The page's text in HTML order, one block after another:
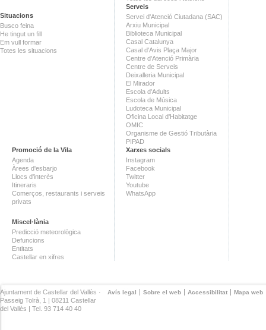
Situacions
Busco feina
He tingut un fill
Em vull formar
Totes les situacions
Serveis
Servei d'Atenció Ciutadana (SAC)
Arxiu Municipal
Biblioteca Municipal
Casal Catalunya
Casal d'Avis Plaça Major
Centre d'Atenció Primària
Centre de Serveis
Deixalleria Municipal
El Mirador
Escola d'Adults
Escola de Música
Ludoteca Municipal
Oficina Local d'Habitatge
OMIC
Organisme de Gestió Tributària
PIPAD
Promoció de la Vila
Agenda
Àrees d'esbarjo
Llocs d'interès
Itineraris
Comerços, restaurants i serveis
privats
Miscel·lània
Predicció meteorològica
Defuncions
Entitats
Castellar en xifres
Xarxes socials
Instagram
Facebook
Twitter
Youtube
WhatsApp
Avís legal Sobre el web Accessibilitat Mapa web
Ajuntament de Castellar del Vallès ·
Passeig Tolrà, 1 | 08211 Castellar
del Vallès | Tel. 93 714 40 40